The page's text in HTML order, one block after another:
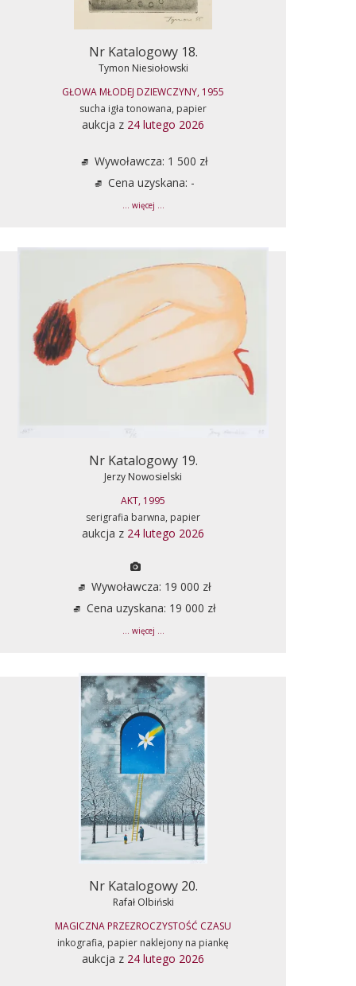
Nr Katalogowy 18.
Tymon Niesiołowski
GŁOWA MŁODEJ DZIEWCZYNY, 1955
sucha igła tonowana, papier
aukcja z 24 lutego 2026
Wywoławcza: 1 500 zł
Cena uzyskana: -
... więcej ...
Nr Katalogowy 19.
Jerzy Nowosielski
AKT, 1995
serigrafia barwna, papier
aukcja z 24 lutego 2026
Wywoławcza: 19 000 zł
Cena uzyskana: 19 000 zł
... więcej ...
Nr Katalogowy 20.
Rafał Olbiński
MAGICZNA PRZEZROCZYSTOŚĆ CZASU
inkografia, papier naklejony na piankę
aukcja z 24 lutego 2026